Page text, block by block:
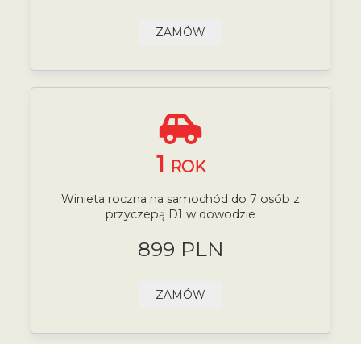
ZAMÓW
1 ROK
Winieta roczna na samochód do 7 osób z
przyczepą D1 w dowodzie
899 PLN
ZAMÓW